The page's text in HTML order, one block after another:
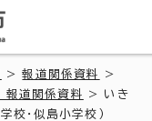
>報道関係資料
>
道関係資料
> いき
校・似島小学校）